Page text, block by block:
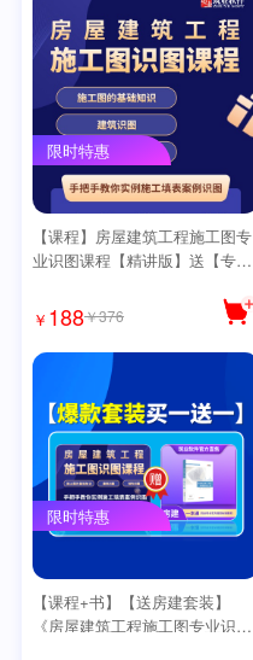
限时特惠
【课程】房屋建筑工程施工图专
业识图课程【精讲版】送【专属
￥ 188￥376
限时特惠
【课程+书】【送房建套装】
《房屋建筑工程施工图专业识图